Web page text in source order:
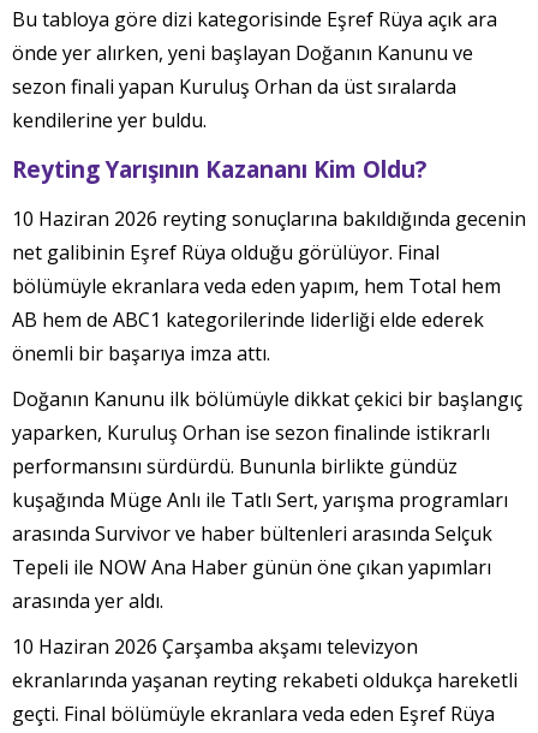
Bu tabloya göre dizi kategorisinde Eşref Rüya açık ara
önde yer alırken, yeni başlayan Doğanın Kanunu ve
sezon finali yapan Kuruluş Orhan da üst sıralarda
kendilerine yer buldu.
Reyting Yarışının Kazananı Kim Oldu?
10 Haziran 2026 reyting sonuçlarına bakıldığında gecenin
net galibinin Eşref Rüya olduğu görülüyor. Final
bölümüyle ekranlara veda eden yapım, hem Total hem
AB hem de ABC1 kategorilerinde liderliği elde ederek
önemli bir başarıya imza attı.
Doğanın Kanunu ilk bölümüyle dikkat çekici bir başlangıç
yaparken, Kuruluş Orhan ise sezon finalinde istikrarlı
performansını sürdürdü. Bununla birlikte gündüz
kuşağında Müge Anlı ile Tatlı Sert, yarışma programları
arasında Survivor ve haber bültenleri arasında Selçuk
Tepeli ile NOW Ana Haber günün öne çıkan yapımları
arasında yer aldı.
10 Haziran 2026 Çarşamba akşamı televizyon
ekranlarında yaşanan reyting rekabeti oldukça hareketli
geçti. Final bölümüyle ekranlara veda eden Eşref Rüya